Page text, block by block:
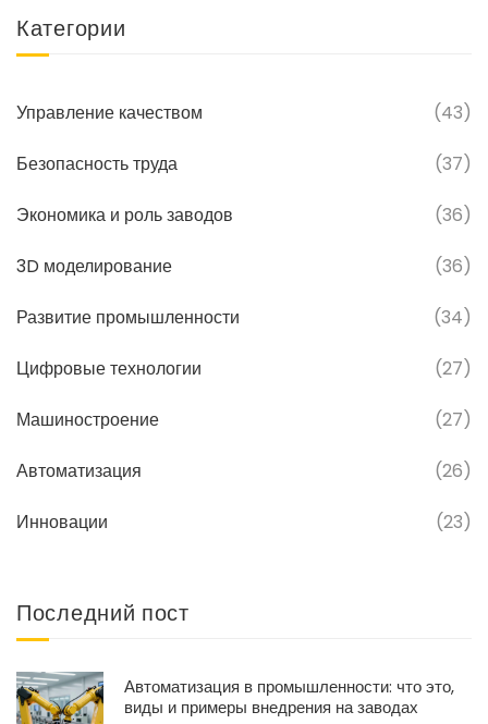
Категории
Управление качеством (43)
Безопасность труда (37)
Экономика и роль заводов (36)
3D моделирование (36)
Развитие промышленности (34)
Цифровые технологии (27)
Машиностроение (27)
Автоматизация (26)
Инновации (23)
Последний пост
Автоматизация в промышленности: что это,
виды и примеры внедрения на заводах